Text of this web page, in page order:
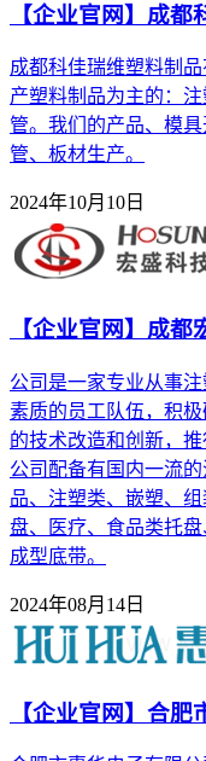
【企业官网】成
成都科佳瑞维塑料制
产塑料制品为主的：
管。我们的产品、模
管、板材生产。
2024年10月10日
【企业官网】成
公司是一家专业从事
素质的员工队伍，积
的技术改造和创新，
公司配备有国内一流
品、注塑类、嵌塑、
盘、医疗、食品类托
成型底带。
2024年08月14日
【企业官网】合肥